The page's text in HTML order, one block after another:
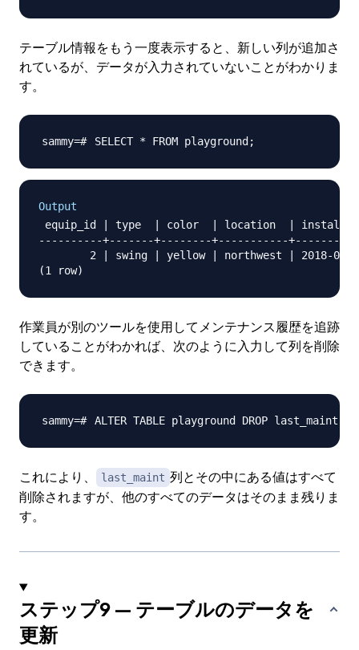
テーブル情報をもう一度表示すると、新しい列が追加さ
れているが、データが入力されていないことがわかりま
す。
SELECT * FROM playground ;
Output
equip_id | type  | color  | location  |
----------+-------+--------+-----------
2 | swing | yellow | northwest | 2018-08-
作業員が別のツールを使用してメンテナンス履歴を追跡
していることがわかれば、次のように入力して列を削除
できます。
ALTER TABLE playground DROP last_maint
これにより、 last_maint 列とその中にある値はすべて
削除されますが、他のすべてのデータはそのまま残りま
す。
ステップ9 — テーブルのデータを
更新